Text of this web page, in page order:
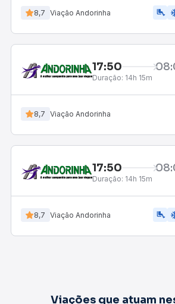
8,7 Viação Andorinha airline_seat_legroom_extra
17:50
Duração: 14h 15m
8,7 Viação Andorinha
17:50
Duração: 14h 15m
8,7 Viação Andorinha airline_seat_legroom_extra
Viações que atuam